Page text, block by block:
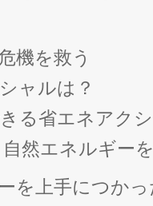
を救う
ルは？
省エネアクシ
エネルギーを
を上手につか